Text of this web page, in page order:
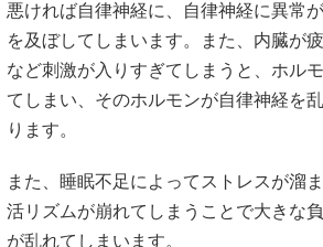
悪ければ自律神経に、自律神経に異常
を及ぼしてしまいます。また、内臓が
など刺激が入りすぎてしまうと、ホル
てしまい、そのホルモンが自律神経を
ります。
また、睡眠不足によってストレスが溜
活リズムが崩れてしまうことで大きな
が乱れてしまいます。